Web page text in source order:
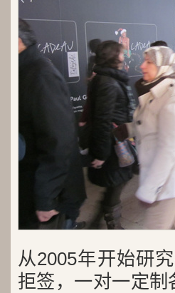
从2005年开始研
拒签，一对一定